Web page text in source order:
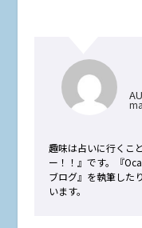
趣味は占いに行くこ
ー！！』です。『
ブログ』を執筆した
います。